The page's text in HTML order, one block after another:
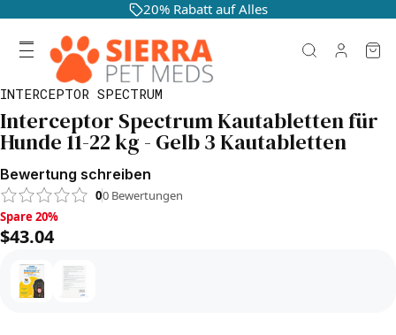
20% Rabatt auf Alles
INTERCEPTOR SPECTRUM
Interceptor Spectrum Kautabletten für
Hunde 11-22 kg - Gelb 3 Kautabletten
Bewertung schreiben
00 Bewertungen
Spare 20%, $43.04
Spare 20%
$43.04